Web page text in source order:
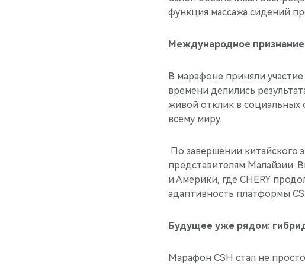
функция массажа сидений
Международное признание
В марафоне приняли
времени делились
живой отклик в социальных
всему миру.
По завершении китайского
представителям Малайзии.
и Америки, где CHERY
адаптивность платформы
Будущее уже рядом:
Марафон CSH стал не